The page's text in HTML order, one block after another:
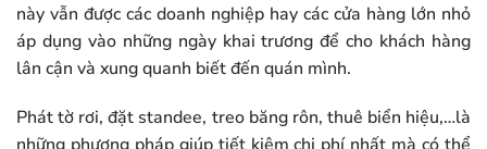
này vẫn được các doanh nghiệp hay các cửa hàng lớn nhỏ
áp dụng vào những ngày khai trương để cho khách hàng
lân cận và xung quanh biết đến quán mình.
Phát tờ rơi, đặt standee, treo băng rôn, thuê biển hiệu,…là